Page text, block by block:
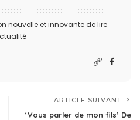
nouvelle et innovante de lire
ARTICLE SUIVANT
‘Vous parler de mon fils’ De